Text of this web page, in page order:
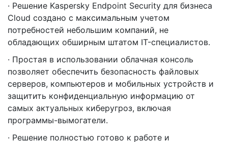
· Решение Kaspersky Endpoint Security для бизнеса
Cloud создано с максимальным учетом
потребностей небольшим компаний, не
обладающих обширным штатом IT-специалистов.
· Простая в использовании облачная консоль
позволяет обеспечить безопасность файловых
серверов, компьютеров и мобильных устройств и
защитить конфиденциальную информацию от
самых актуальных киберугроз, включая
программы-вымогатели.
· Решение полностью готово к работе и